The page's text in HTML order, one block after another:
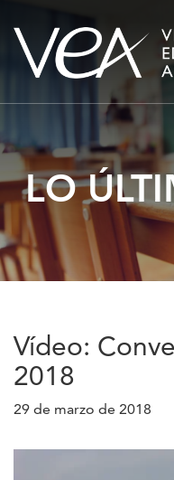
Ir
LO
Vídeo:
2018
29 de marzo de 2018